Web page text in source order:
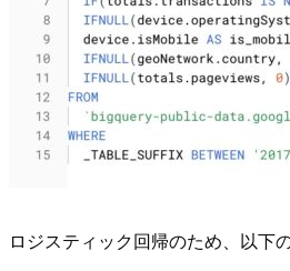
ロジスティック回帰のため、以下